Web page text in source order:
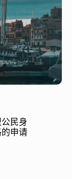
民身
申请